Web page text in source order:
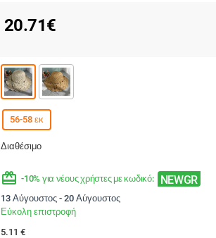
20.71€
56-58 εκ
Διαθέσιμο
redeem -10% για νέους χρήστες με κωδικό: NEWGR
13 Αύγουστος - 20 Αύγουστος
Εύκολη επιστροφή
5.11 €